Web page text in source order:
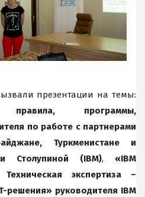
презентации на темы:
программы,
по работе с партнерами
Туркменистане и
Столупиной (IBM), «IBM
экспертиза –
решения» руководителя IBM